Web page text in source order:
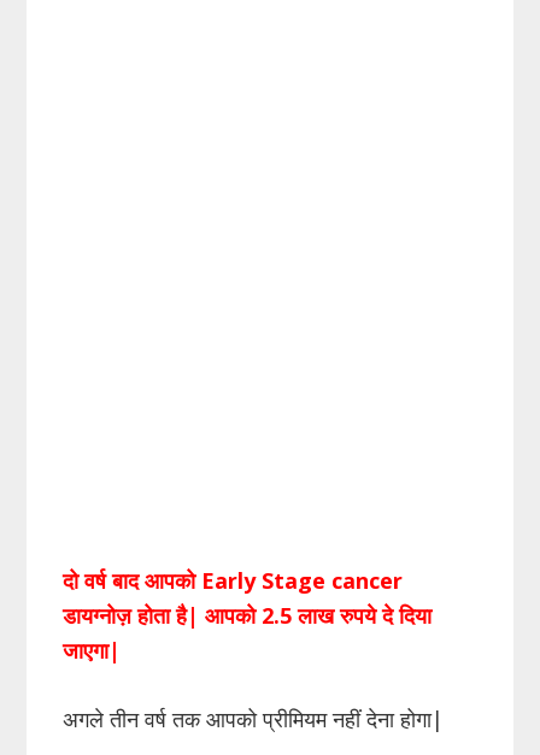
दो वर्ष बाद आपको Early Stage cancer
डायग्नोज़ होता है| आपको 2.5 लाख रुपये दे दिया
जाएगा|
अगले तीन वर्ष तक आपको प्रीमियम नहीं देना होगा|